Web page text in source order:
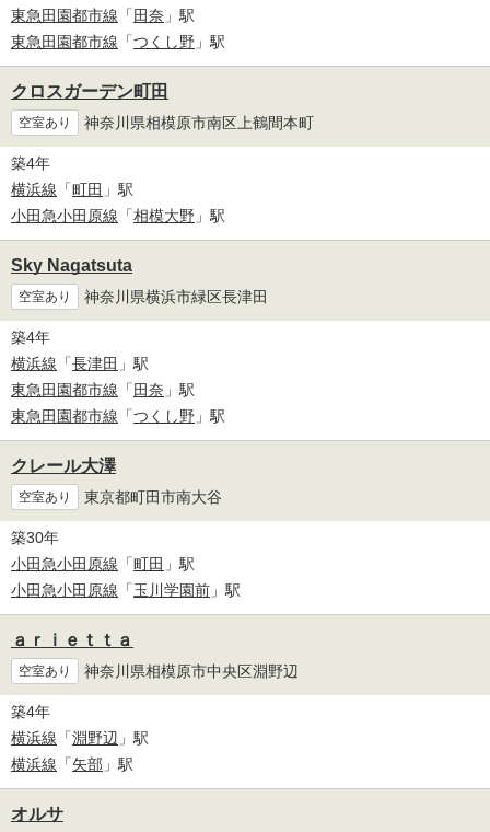
東急田園都市線 「 田奈 」駅
東急田園都市線 「つくし野 」駅
クロスガーデン町田
空室あり 神奈川県相模原市南区上鶴間本町
築4年
横浜線 「町田 」駅
小田急小田原線 「相模大野 」駅
Sky Nagatsuta
空室あり 神奈川県横浜市緑区長津田
築4年
横浜線 「長津田 」駅
東急田園都市線 「 田奈 」駅
東急田園都市線 「つくし野 」駅
クレール大澤
空室あり 東京都町田市南大谷
築30年
小田急小田原線 「町田 」駅
小田急小田原線 「玉川学園前 」駅
ａｒｉｅｔｔａ
空室あり 神奈川県相模原市中央区淵野辺
築4年
横浜線 「淵野辺 」駅
横浜線 「矢部 」駅
オルサ